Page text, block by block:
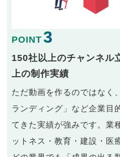
POINT 3
150社以上のチャンネル
上の制作実績
ただ動画を作るのではなく
ランディング」など企業目
てきた実績が強みです。業
ットネス・教育・建設・医